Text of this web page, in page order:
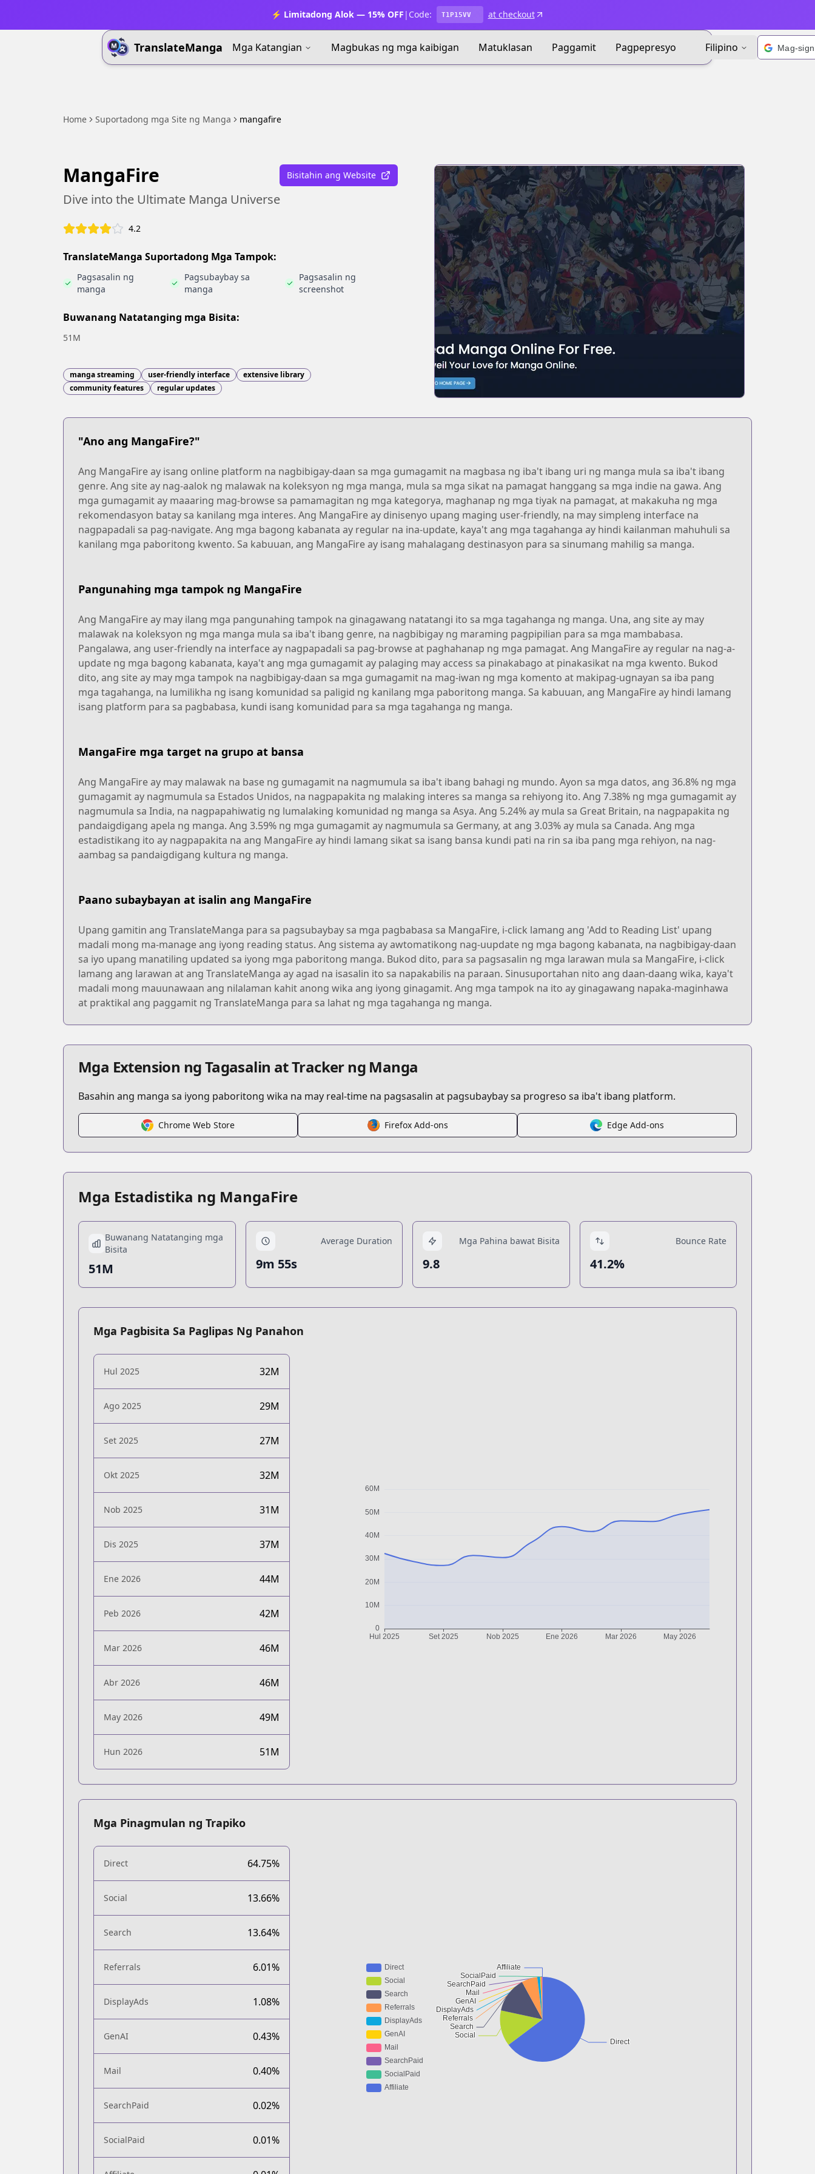
⚡ Limitadong Alok — 15% OFF | Code: T1P15VV at checkout
TranslateManga Mga Katangian Magbukas ng mga kaibigan Matuklasan Paggamit Pagpepresyo Filipino
Home Suportadong mga Site ng Manga mangafire
MangaFire Bisitahin ang Website
Dive into the Ultimate Manga Universe
4.2
TranslateManga Suportadong Mga Tampok:
Pagsasalin ng
manga
Pagsubaybay sa
manga
Pagsasalin ng
screenshot
Buwanang Natatanging mga Bisita:
51M
manga streaming user-friendly interface
extensive library
community features
regular updates
"Ano ang MangaFire?"
Ang MangaFire ay isang online platform na nagbibigay-daan sa mga gumagamit na magbasa ng iba't ibang uri ng manga mula sa iba't ibang
genre. Ang site ay nag-aalok ng malawak na koleksyon ng mga manga, mula sa mga sikat na pamagat hanggang sa mga indie na gawa. Ang
mga gumagamit ay maaaring mag-browse sa pamamagitan ng mga kategorya, maghanap ng mga tiyak na pamagat, at makakuha ng mga
rekomendasyon batay sa kanilang mga interes. Ang MangaFire ay dinisenyo upang maging user-friendly, na may simpleng interface na
nagpapadali sa pag-navigate. Ang mga bagong kabanata ay regular na ina-update, kaya't ang mga tagahanga ay hindi kailanman mahuhuli sa
kanilang mga paboritong kwento. Sa kabuuan, ang MangaFire ay isang mahalagang destinasyon para sa sinumang mahilig sa manga.
Pangunahing mga tampok ng MangaFire
Ang MangaFire ay may ilang mga pangunahing tampok na ginagawang natatangi ito sa mga tagahanga ng manga. Una, ang site ay may
malawak na koleksyon ng mga manga mula sa iba't ibang genre, na nagbibigay ng maraming pagpipilian para sa mga mambabasa.
Pangalawa, ang user-friendly na interface ay nagpapadali sa pag-browse at paghahanap ng mga pamagat. Ang MangaFire ay regular na nag-a-
update ng mga bagong kabanata, kaya't ang mga gumagamit ay palaging may access sa pinakabago at pinakasikat na mga kwento. Bukod
dito, ang site ay may mga tampok na nagbibigay-daan sa mga gumagamit na mag-iwan ng mga komento at makipag-ugnayan sa iba pang
mga tagahanga, na lumilikha ng isang komunidad sa paligid ng kanilang mga paboritong manga. Sa kabuuan, ang MangaFire ay hindi lamang
isang platform para sa pagbabasa, kundi isang komunidad para sa mga tagahanga ng manga.
MangaFire mga target na grupo at bansa
Ang MangaFire ay may malawak na base ng gumagamit na nagmumula sa iba't ibang bahagi ng mundo. Ayon sa mga datos, ang 36.8% ng mga
gumagamit ay nagmumula sa Estados Unidos, na nagpapakita ng malaking interes sa manga sa rehiyong ito. Ang 7.38% ng mga gumagamit ay
nagmumula sa India, na nagpapahiwatig ng lumalaking komunidad ng manga sa Asya. Ang 5.24% ay mula sa Great Britain, na nagpapakita ng
pandaigdigang apela ng manga. Ang 3.59% ng mga gumagamit ay nagmumula sa Germany, at ang 3.03% ay mula sa Canada. Ang mga
estadistikang ito ay nagpapakita na ang MangaFire ay hindi lamang sikat sa isang bansa kundi pati na rin sa iba pang mga rehiyon, na nag-
aambag sa pandaigdigang kultura ng manga.
Paano subaybayan at isalin ang MangaFire
Upang gamitin ang TranslateManga para sa pagsubaybay sa mga pagbabasa sa MangaFire, i-click lamang ang 'Add to Reading List' upang
madali mong ma-manage ang iyong reading status. Ang sistema ay awtomatikong nag-uupdate ng mga bagong kabanata, na nagbibigay-daan
sa iyo upang manatiling updated sa iyong mga paboritong manga. Bukod dito, para sa pagsasalin ng mga larawan mula sa MangaFire, i-click
lamang ang larawan at ang TranslateManga ay agad na isasalin ito sa napakabilis na paraan. Sinusuportahan nito ang daan-daang wika, kaya't
madali mong mauunawaan ang nilalaman kahit anong wika ang iyong ginagamit. Ang mga tampok na ito ay ginagawang napaka-maginhawa
at praktikal ang paggamit ng TranslateManga para sa lahat ng mga tagahanga ng manga.
Mga Extension ng Tagasalin at Tracker ng Manga
Basahin ang manga sa iyong paboritong wika na may real-time na pagsasalin at pagsubaybay sa progreso sa iba't ibang platform.
Chrome Web Store Firefox Add-ons Edge Add-ons
Mga Estadistika ng MangaFire
Buwanang Natatanging mga
Bisita
51M
Average Duration
9m 55s
Mga Pahina bawat Bisita
9.8
Bounce Rate
41.2%
Mga Pagbisita Sa Paglipas Ng Panahon
Hul 2025 32M
Ago 2025 29M
Set 2025 27M
Okt 2025 32M
Nob 2025 31M
Dis 2025 37M
Ene 2026 44M
Peb 2026 42M
Mar 2026 46M
Abr 2026 46M
May 2026 49M
Hun 2026 51M
Mga Pinagmulan ng Trapiko
Direct 64.75%
Social 13.66%
Search 13.64%
Referrals 6.01%
DisplayAds 1.08%
GenAI 0.43%
Mail 0.40%
SearchPaid 0.02%
SocialPaid 0.01%